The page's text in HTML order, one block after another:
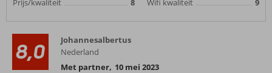
Prijs/kwaliteit
8
Wifi kwaliteit
9
8,0
Johannesalbertus
Nederland
Met partner, 10 mei 2023